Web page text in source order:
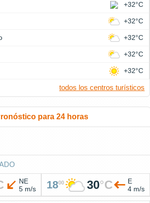
+32°C
+32°C
+32°C
+32°C
+32°C
todos los centros turísticos
para 24 horas
NE
5 m/s
1800 30°C
E
4 m/s